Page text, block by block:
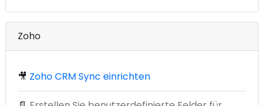
Zoho
🎥 Zoho CRM Sync einrichten